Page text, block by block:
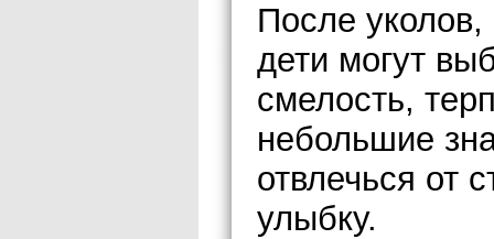
После уколов,
дети могут
смелость,
небольшие
отвлечься от
улыбку.